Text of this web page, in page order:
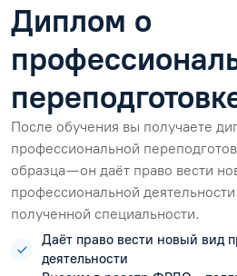
Диплом о
После обучения вы получаете
профессиональной
образца — он даёт право вести
профессиональной
полученной специальности.
Даёт право вести новый вид
деятельности